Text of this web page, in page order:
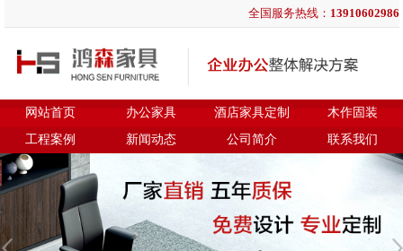
全国服务热线： 13910602986
网站首页 办公家具 酒店家具定制
木作固装
工程案例
新闻动态 公司简介 联系我们